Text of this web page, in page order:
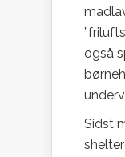
også
Sidst